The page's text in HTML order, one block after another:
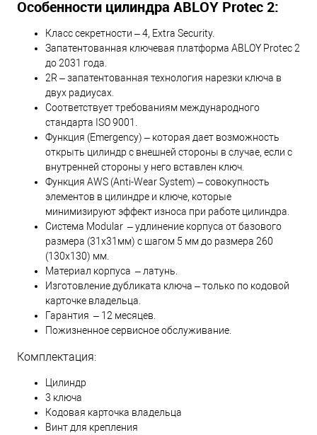
Особенности цилиндра ABLOY Protec 2:
Класс секретности – 4, Extra Security.
Запатентованная ключевая платформа ABLOY Protec 2
до 2031 года.
2R – запатентованная технология нарезки ключа в
двух радиусах.
Соответствует требованиям международного
стандарта ISO 9001.
Функция (Emergency) – которая дает возможность
открыть цилиндр с внешней стороны в случае, если с
внутренней стороны у него вставлен ключ.
Функция AWS (Anti-Wear System) – совокупность
элементов в цилиндре и ключе, которые
минимизируют эффект износа при работе цилиндра.
Система Modular – удлинение корпуса от базового
размера (31х31мм) с шагом 5 мм до размера 260
(130х130) мм.
Материал корпуса – латунь.
Изготовление дубликата ключа – только по кодовой
карточке владельца.
Гарантия – 12 месяцев.
Пожизненное сервисное обслуживание.
Комплектация:
Цилиндр
3 ключа
Кодовая карточка владельца
Винт для крепления